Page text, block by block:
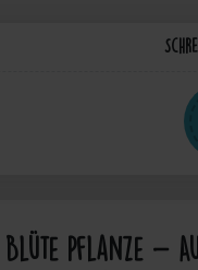
Blüte Pflanze -